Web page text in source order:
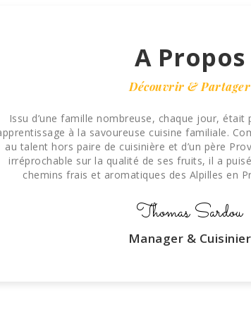
A Propos
Découvrir & Partager
Issu d’une famille nombreuse, chaque jour, était
à la savoureuse cuisine familiale.
au talent hors paire de cuisinière et d’un père
irréprochable sur la qualité de ses fruits, il a
chemins frais et aromatiques des Alpilles en
Thomas Sardou
Manager & Cuisinier